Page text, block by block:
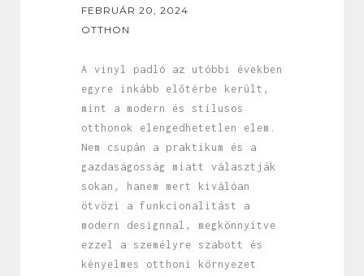
FEBRUÁR 20, 2024
OTTHON
A vinyl padló az utóbbi években
egyre inkább előtérbe került,
mint a modern és stílusos
otthonok elengedhetetlen elem.
Nem csupán a praktikum és a
gazdaságosság miatt választják
sokan, hanem mert kiválóan
ötvözi a funkcionalitást a
modern designnal, megkönnyítve
ezzel a személyre szabott és
kényelmes otthoni környezet